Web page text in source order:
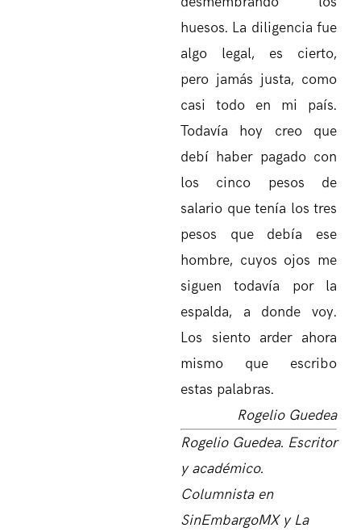
huesos. La diligencia fue
algo legal, es cierto,
pero jamás justa, como
casi todo en mi país.
Todavía hoy creo que
debí haber pagado con
los cinco pesos de
salario que tenía los tres
pesos que debía ese
hombre, cuyos ojos me
siguen todavía por la
espalda, a donde voy.
Los siento arder ahora
mismo que escribo
estas palabras.
Rogelio Guedea
Rogelio Guedea. Escritor
y académico.
Columnista en
SinEmbargoMX y La